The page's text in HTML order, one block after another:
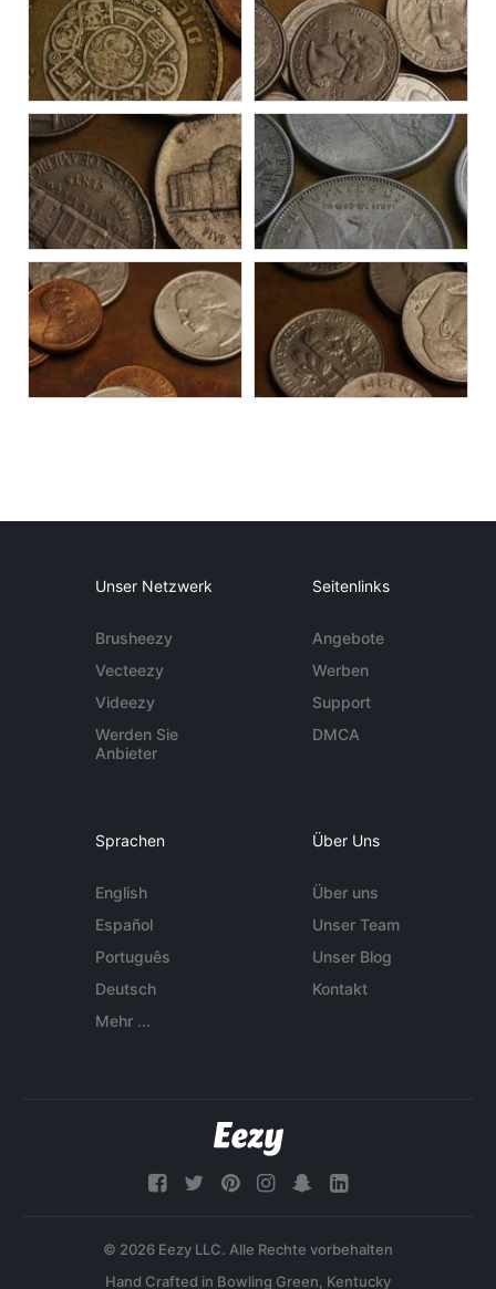
Unser Netzwerk
Brusheezy
Vecteezy
Videezy
Werden Sie
Anbieter
Seitenlinks
Angebote
Werben
Support
DMCA
Sprachen
English
Español
Português
Deutsch
Mehr ...
Über Uns
Über uns
Unser Team
Unser Blog
Kontakt
© 2026 Eezy LLC. Alle Rechte vorbehalten